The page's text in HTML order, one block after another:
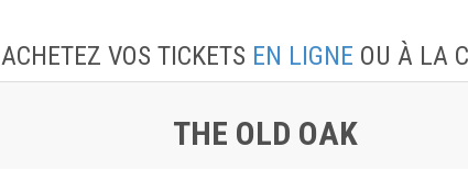
ACHETEZ VOS TICKETS EN LIGNE OU À LA
THE OLD OAK